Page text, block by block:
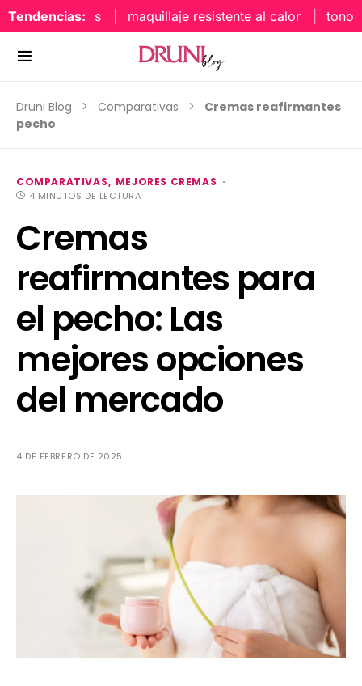
Tendencias: maquillaje resistente al calor tonos
Druni Blog Comparativas
Cremas reafirmantes
pecho
COMPARATIVAS MEJORES CREMAS
4 MINUTOS DE LECTURA
Cremas
reafirmantes para
el pecho: Las
mejores opciones
del mercado
4 DE FEBRERO DE 2025